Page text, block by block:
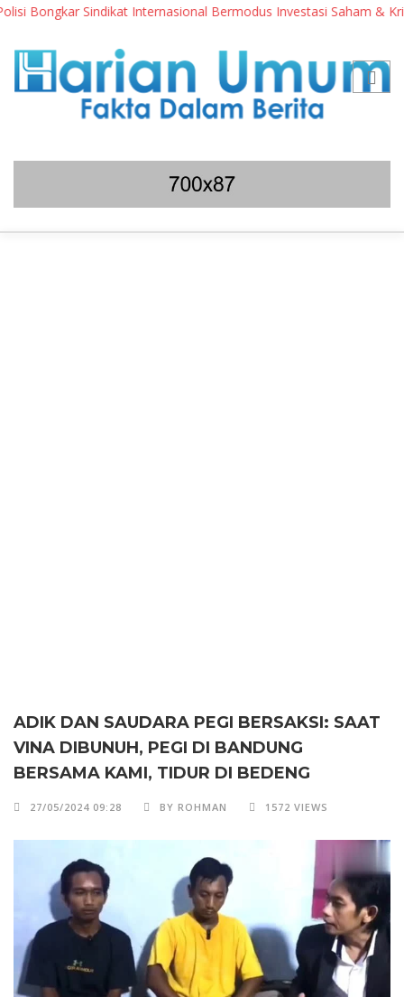
Sindikat Internasional Bermodus Investasi Saham & Kripto
ADIK DAN SAUDARA PEGI BERSAKSI: SAAT
VINA DIBUNUH, PEGI DI BANDUNG
BERSAMA KAMI, TIDUR DI BEDENG
27/05/2024 09:28 BY ROHMAN 1572 VIEWS